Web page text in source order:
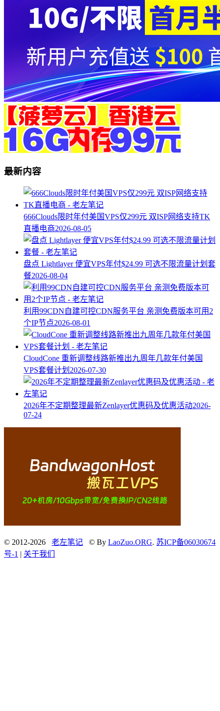
最新内容
666Clouds限时年付美国VPS仅299元 双ISP网络支持TK
直播电商2026-08-05
盘点 Lightlayer 便宜VPS年付$24.99 可选不限流量计划套
餐2026-08-04
利用99CDN自建可控CDN服务平台 亲测免费版本可用2
个IP节点2026-08-01
CloudCone 重新调整线路新推出九周年几款年付美国
VPS套餐计划 2026-07-30
2026年不定期整理最新Zenlayer优惠码及优惠活动2026-
07-24
© 2012-2026 老左笔记 © By LaoZuo.ORG. 苏ICP备06030674
号-1 | 关于我们